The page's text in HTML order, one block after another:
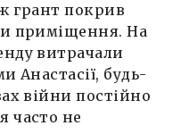
грант покрив
приміщення. На
витрачали
Анастасії, будь-
війни постійно
часто не